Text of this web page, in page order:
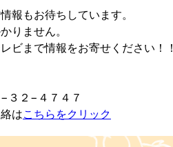
報もお待ちしています。
りません。
ビまで情報をお寄せください！！
３２−４７４７
はこちらをクリック